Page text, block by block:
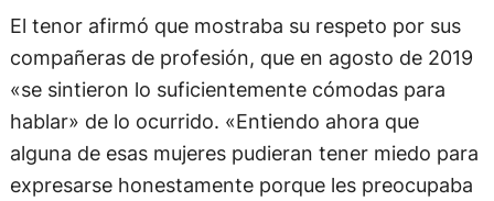
El tenor afirmó que mostraba su respeto por sus
compañeras de profesión, que en agosto de 2019
«se sintieron lo suficientemente cómodas para
hablar» de lo ocurrido. «Entiendo ahora que
alguna de esas mujeres pudieran tener miedo para
expresarse honestamente porque les preocupaba